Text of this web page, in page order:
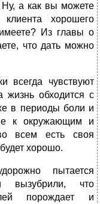
Ну, а как вы можете
хорошего
Из главы о
что дать можно
всегда чувствуют
жизнь обходится с
в периоды боли и
к окружающим и
всем есть своя
хорошо.
пытается
вызубрили, что
порождает и